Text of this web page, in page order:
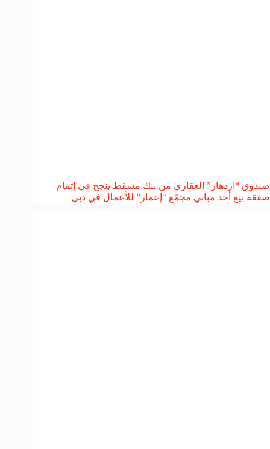
صندوق “ازدهار” العقاري من بنك مسقط ينجح في إتمام
صفقة بيع أحد مباني مجمّع “إعمار” للأعمال في دبي